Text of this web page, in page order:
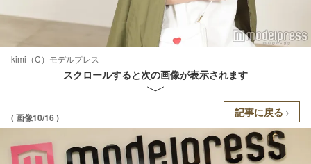
kimi（C）モデルプレス
スクロールすると次の画像が表示されます
( 画像10/16 ) 記事に戻る